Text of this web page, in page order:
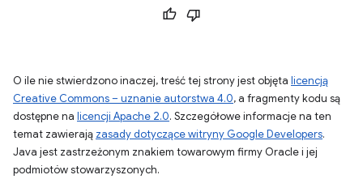
O ile nie stwierdzono inaczej, treść tej strony jest objęta licencją
Creative Commons – uznanie autorstwa 4.0, a fragmenty kodu są
dostępne na licencji Apache 2.0. Szczegółowe informacje na ten
temat zawierają zasady dotyczące witryny Google Developers.
Java jest zastrzeżonym znakiem towarowym firmy Oracle i jej
podmiotów stowarzyszonych.